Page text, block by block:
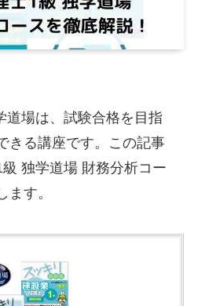
道場は、試験合格を目指
きる講座です。この記事
独学道場 財務分析コー
ます。